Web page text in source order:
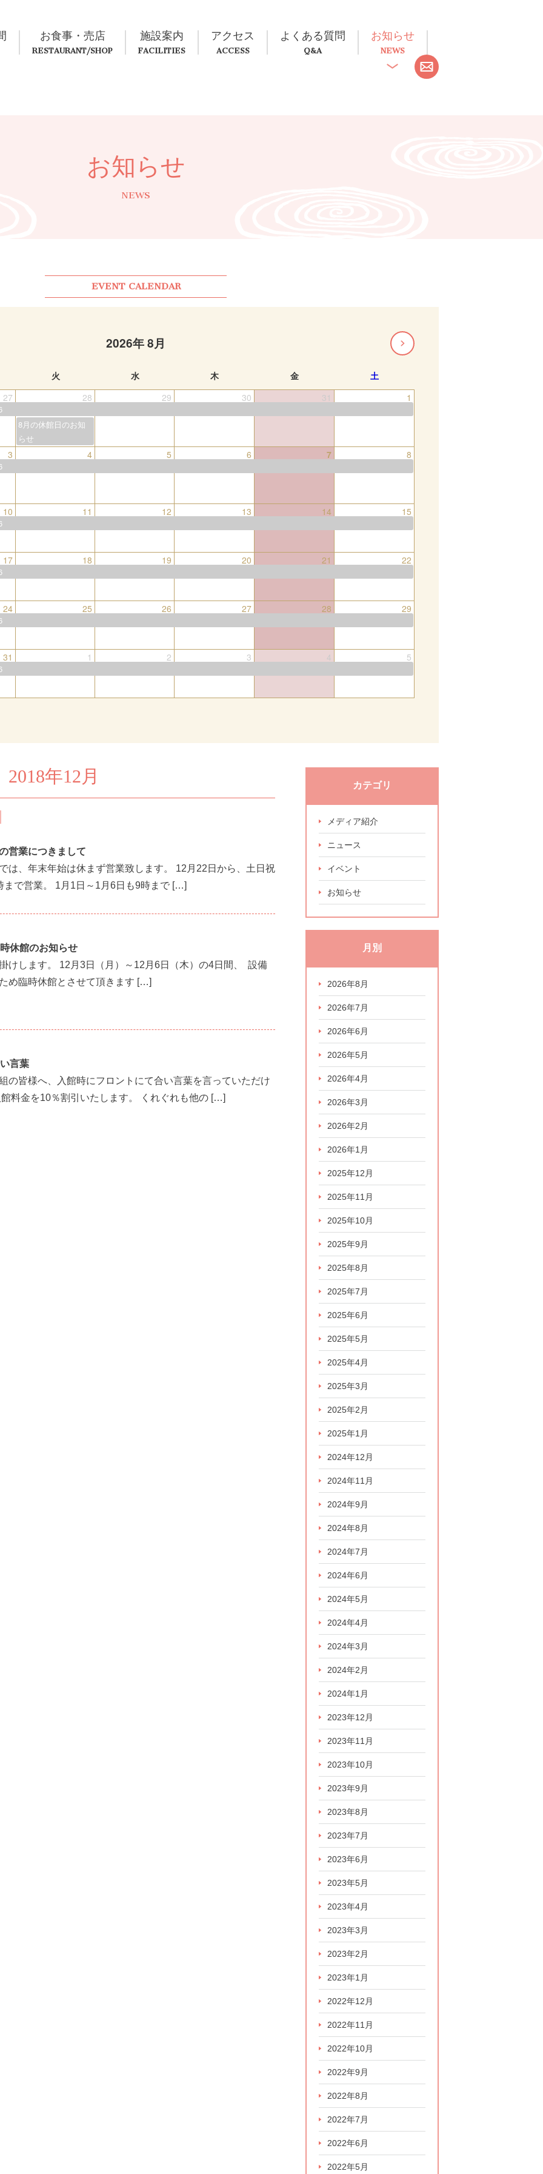
お食事・売店 施設案内 アクセス よくある質問 お知らせ
お知らせ
NEWS
EVENT CALENDAR
2026年 8月
火 水 木 金
土
27 28 29 30 31 1
8月の休館日のお知
らせ
3 4 5 6 7 8
10 11 12 13 14 15
17 18 19 20 21 22
24 25 26 27 28 29
31 1 2 3 4 5
2018年12月
営業につきまして
は、年末年始は休まず営業致します。 12月22日から、土日祝
まで営業。 1月1日～1月6日も9時まで […]
休館のお知らせ
けします。 12月3日（月）～12月6日（木）の4日間、 設備
め臨時休館とさせて頂きます […]
言葉
の皆様へ、入館時にフロントにて合い言葉を言っていただけ
料金を10％割引いたします。 くれぐれも他の […]
カテゴリ
メディア紹介
ニュース
イベント
お知らせ
月別
2026年8月
2026年7月
2026年6月
2026年5月
2026年4月
2026年3月
2026年2月
2026年1月
2025年12月
2025年11月
2025年10月
2025年9月
2025年8月
2025年7月
2025年6月
2025年5月
2025年4月
2025年3月
2025年2月
2025年1月
2024年12月
2024年11月
2024年9月
2024年8月
2024年7月
2024年6月
2024年5月
2024年4月
2024年3月
2024年2月
2024年1月
2023年12月
2023年11月
2023年10月
2023年9月
2023年8月
2023年7月
2023年6月
2023年5月
2023年4月
2023年3月
2023年2月
2023年1月
2022年12月
2022年11月
2022年10月
2022年9月
2022年8月
2022年7月
2022年6月
2022年5月